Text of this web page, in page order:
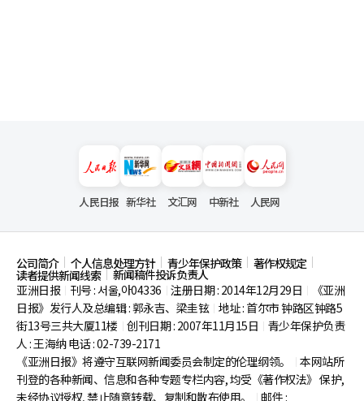
人民日报 新华社 文汇网 中新社 人民网
公司简介 个人信息处理方针 青少年保护政策 著作权规定
读者提供新闻线索
新闻稿件投诉负责人
亚洲日报
刊号 : 서울,아04336 注册日期 : 2014年12月29日
《亚洲
日报》发行人及总编辑 : 郭永吉、梁圭铉 地址 : 首尔市钟路区钟路5
街13号三共大厦11楼 创刊日期 : 2007年11月15日
青少年保护负责
人 : 王海纳 电话 : 02-739-2171
《亚洲日报》将遵守互联网新闻委员会制定的伦理纲领。
本网站所
刊登的各种新闻、信息和各种专题专栏内容, 均受《著作权法》 保护,
未经协议授权, 禁止随意转载、复制和散布使用。
邮件 :